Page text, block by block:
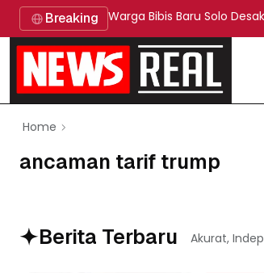
Breaking Warga Bibis Baru Solo
Home
ancaman tarif trump
Berita Terbaru Akurat,